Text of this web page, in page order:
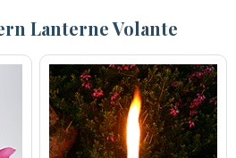
Lanterne Volante